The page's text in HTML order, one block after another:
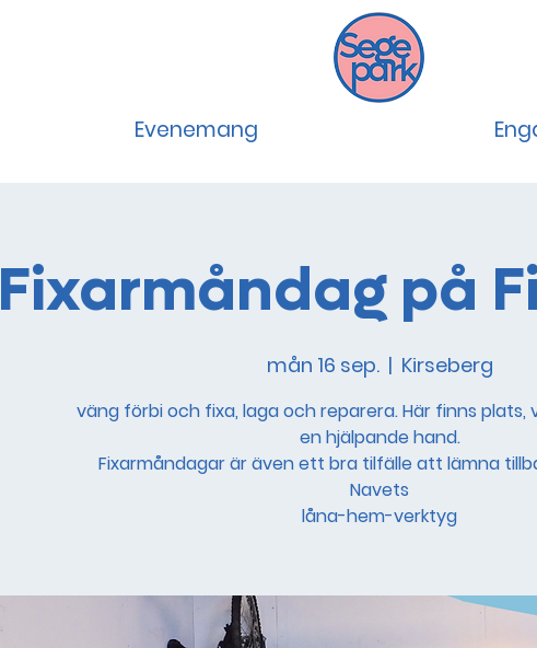
Evenemang
Fixarmåndag på
mån 16 sep.
  |
Kirseberg
väng förbi och fixa, laga och reparera. Här finns plats,
en hjälpande hand.
Fixarmåndagar är även ett bra tilfälle att lämna
Navets
låna-hem-verktyg